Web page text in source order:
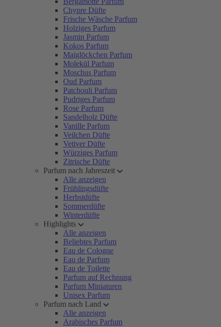
Chypre Düfte
Frische Wäsche Parfum
Holziges Parfum
Jasmin Parfum
Kokos Parfum
Maiglöckchen Parfum
Molekül Parfum
Moschus Parfum
Oud Parfum
Patchouli Parfum
Pudriges Parfum
Rose Parfum
Sandelholz Düfte
Vanille Parfum
Veilchen Düfte
Vetiver Düfte
Würziges Parfum
Zitrische Düfte
Parfum nach Jahreszeit
Alle anzeigen
Frühlingsdüfte
Herbstdüfte
Sommerdüfte
Winterdüfte
Highlights
Alle anzeigen
Beliebtes Parfum
Eau de Cologne
Eau de Parfum
Eau de Toilette
Parfum auf Rechnung
Parfum Miniaturen
Unisex Parfum
Parfum nach Land
Alle anzeigen
Arabisches Parfum